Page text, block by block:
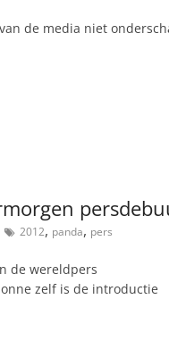
de media niet
2012, panda, pers
de wereldpers
zelf is de introductie